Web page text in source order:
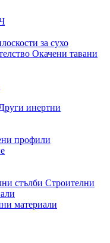
за сухо
Окачени тавани
инертни
профили
стълби Строителни
материали